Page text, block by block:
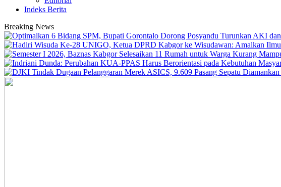
Indeks Berita
Breaking News